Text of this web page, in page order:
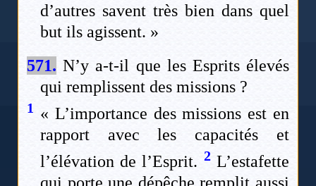
d’autres savent très bien dans quel
but ils agissent. »
571. N’y a-t-il que les Esprits élevés
qui remplissent des missions ?
1 « L’importance des missions est en
rapport avec les capacités et
l’élévation de l’Esprit. 2L’estafette